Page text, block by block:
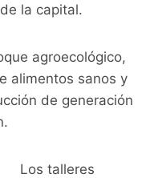
la capital.
agroecológico,
alimentos sanos y
de generación
Los talleres